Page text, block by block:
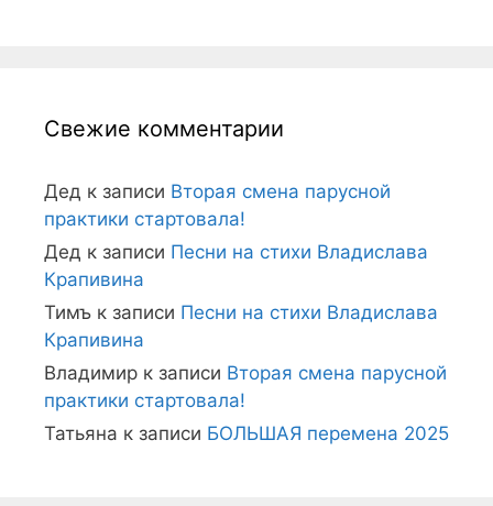
Свежие комментарии
Дед к записи Вторая смена парусной
практики стартовала!
Дед к записи Песни на стихи Владислава
Крапивина
Тимъ к записи Песни на стихи Владислава
Крапивина
Владимир к записи Вторая смена парусной
практики стартовала!
Татьяна к записи БОЛЬШАЯ перемена 2025